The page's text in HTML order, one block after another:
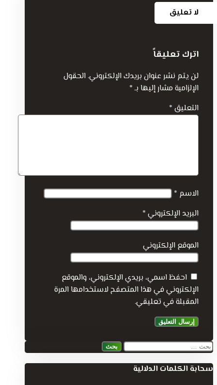
لا تعليق
اترك تعليقاً
لن يتم نشر عنوان بريدك الإلكتروني. الحقول
الإلزامية مشار إليها بـ*
التعليق *
الاسم *
البريد الإلكتروني *
الموقع الإلكتروني
احفظ اسمي، بريدي الإلكتروني، والموقع
الإلكتروني في هذا المتصفح لاستخدامها المرة
المقبلة في تعليقي.
البحث
سحابة الكلمات الدلالية